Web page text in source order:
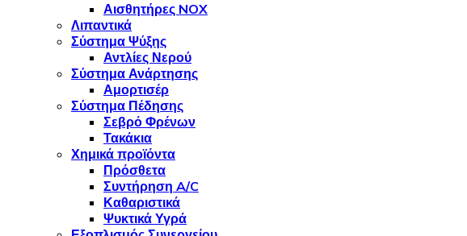
Αισθητήρες NOX
Λιπαντικά
Σύστημα Ψύξης
Αντλίες Νερού
Σύστημα Ανάρτησης
Αμορτισέρ
Σύστημα Πέδησης
Σεβρό Φρένων
Τακάκια
Χημικά προϊόντα
Πρόσθετα
Συντήρηση A/C
Καθαριστικά
Ψυκτικά Υγρά